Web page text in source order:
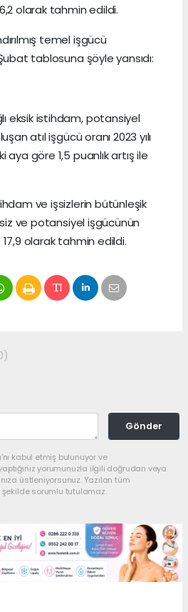
olarak tahmin edildi.
temel işgücü
tablosuna şöyle yansıdı:
eksik istihdam, potansiyel
atıl işgücü oranı 2023 yılı
aya göre 1,5 puanlık artış ile
ve işsizlerin bütünleşik
ve potansiyel işgücünün
olarak tahmin edildi.
Gönder
kabul etmiş bulunuyor ve
yorumunuzla ilgili doğrudan veya
üstleniyorsunuz. Yazılan tüm
sorumlu tutulamaz.